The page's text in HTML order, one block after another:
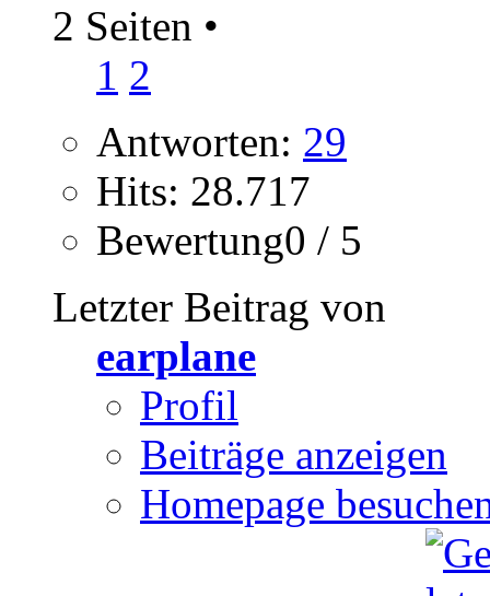
2 Seiten •
1 2
Antworten: 29
Hits: 28.717
Bewertung0 / 5
Letzter Beitrag von
earplane
Profil
Beiträge anzeigen
Homepage